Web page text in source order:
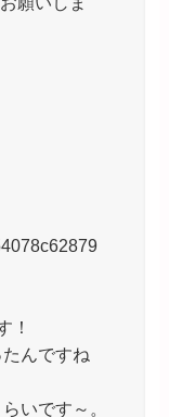
！
んですね
いです～。